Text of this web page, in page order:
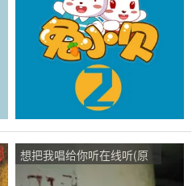
想把我唱给你听在线听(原
唱是王雯)，月在水左演唱